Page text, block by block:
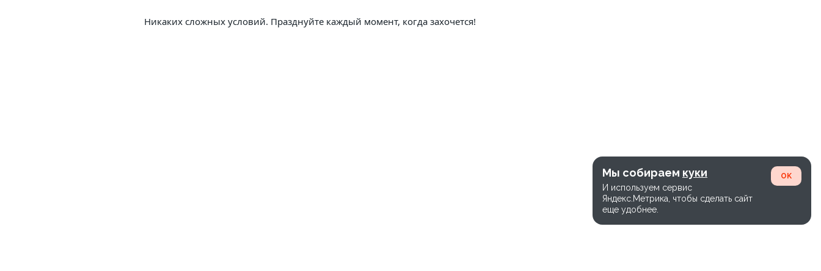
			Никаких сложных условий. Празднуйте каждый момент, когда захочется!
Мы собираем куки
И используем сервис
Яндекс.Метрика, чтобы сделать сайт
еще удобнее.
OK